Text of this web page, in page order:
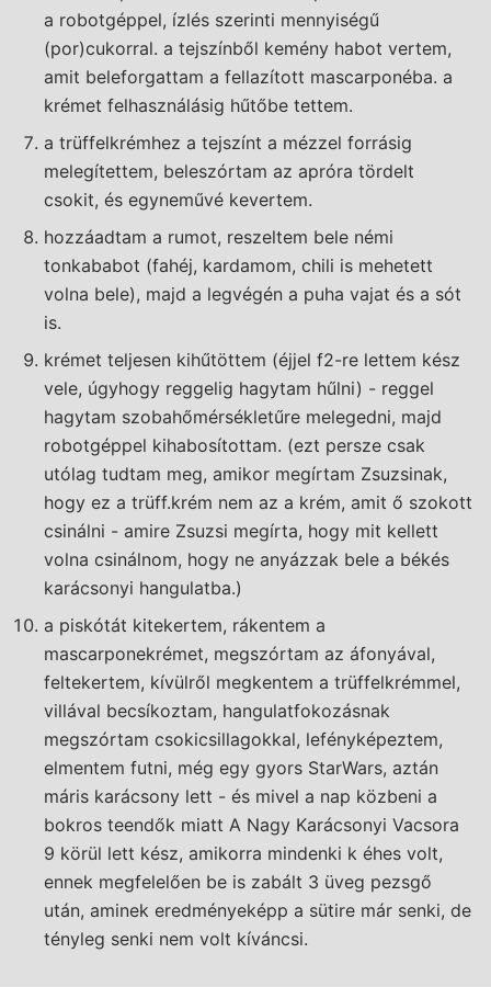
a robotgéppel, ízlés szerinti mennyiségű
(por)cukorral. a tejszínből kemény habot vertem,
amit beleforgattam a fellazított mascarponéba. a
krémet felhasználásig hűtőbe tettem.
a trüffelkrémhez a tejszínt a mézzel forrásig
melegítettem, beleszórtam az apróra tördelt
csokit, és egyneművé kevertem.
hozzáadtam a rumot, reszeltem bele némi
tonkababot (fahéj, kardamom, chili is mehetett
volna bele), majd a legvégén a puha vajat és a sót
is.
krémet teljesen kihűtöttem (éjjel f2-re lettem kész
vele, úgyhogy reggelig hagytam hűlni) - reggel
hagytam szobahőmérsékletűre melegedni, majd
robotgéppel kihabosítottam. (ezt persze csak
utólag tudtam meg, amikor megírtam Zsuzsinak,
hogy ez a trüff.krém nem az a krém, amit ő szokott
csinálni - amire Zsuzsi megírta, hogy mit kellett
volna csinálnom, hogy ne anyázzak bele a békés
karácsonyi hangulatba.)
a piskótát kitekertem, rákentem a
mascarponekrémet, megszórtam az áfonyával,
feltekertem, kívülről megkentem a trüffelkrémmel,
villával becsíkoztam, hangulatfokozásnak
megszórtam csokicsillagokkal, lefényképeztem,
elmentem futni, még egy gyors StarWars, aztán
máris karácsony lett - és mivel a nap közbeni a
bokros teendők miatt A Nagy Karácsonyi Vacsora
9 körül lett kész, amikorra mindenki k éhes volt,
ennek megfelelően be is zabált 3 üveg pezsgő
után, aminek eredményeképp a sütire már senki, de
tényleg senki nem volt kíváncsi.